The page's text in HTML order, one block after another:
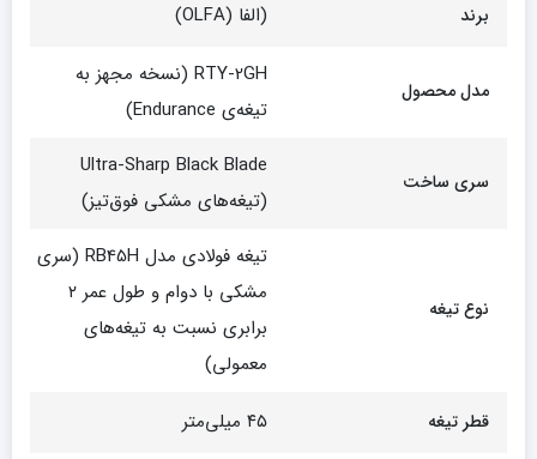
برند (الفا (OLFA)
مدل محصول
RTY-2GH (نسخه مجهز به
تیغه‌ی Endurance)
سری ساخت
Ultra-Sharp Black Blade
(تیغه‌های مشکی فوق‌تیز)
نوع تیغه
تیغه فولادی مدل RB45H (سری
مشکی با دوام و طول عمر ۲
برابری نسبت به تیغه‌های
معمولی)
قطر تیغه ۴۵ میلی‌متر